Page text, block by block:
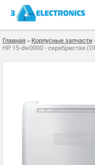
Главная » Корпусные запчасти
HP 15-dw0000 - серебристая